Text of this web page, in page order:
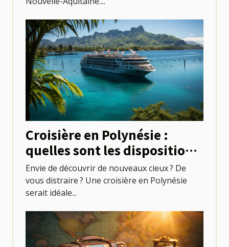
Croisière en Polynésie :
quelles sont les dispositions
à prendre ?
Envie de découvrir de nouveaux cieux ? De
vous distraire ? Une croisière en Polynésie
serait idéale...